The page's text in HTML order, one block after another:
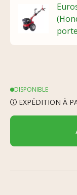
DISPONIBLE
EXPÉDITION À